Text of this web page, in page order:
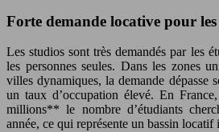
Forte demande locative pour
Les studios sont très demandés par les
les personnes seules. Dans les zones
villes dynamiques, la demande dépasse
un taux d’occupation élevé. En
millions** le nombre d’étudiants
année, ce qui représente un bassin locatif